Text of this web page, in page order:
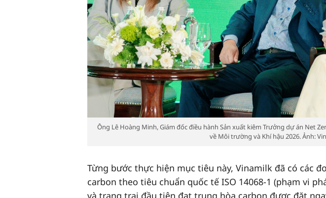
Ông Lê Hoàng Minh, Giám đốc điều hành Sản xuất kiêm Trưởng dự án Net
về Môi trường và Khí hậu 2026. Ảnh:
Từng bước thực hiện mục tiêu này, Vinamilk đã có các
carbon theo tiêu chuẩn quốc tế ISO 14068-1 (phạm vi
và trang trại đầu tiên đạt trung hòa carbon được đặt